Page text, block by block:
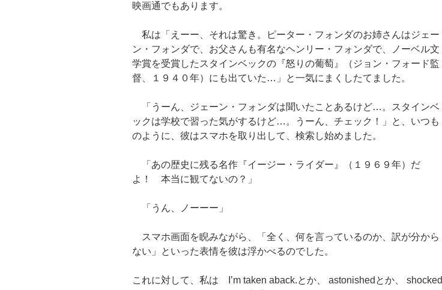
映画通でもあります。
私は「えーー、それは驚き。ピーター・フォンダのお姉さんはジェー
ン・フォンダで、お父さんも有名なヘンリー・フォンダで、ノーベル文
学賞を受賞したスタインベックの『怒りの葡萄』（ジョン・フォード監
督、１９４０年）にも出ていた…」と一気にまくしたてました。
「うーん、ジェーン・フォンダは聞いたことあるけど…。スタインベ
ックは学校で習った気がするけど…。うーん、チェック！」と、いつも
のように、彼はスマホを取り出して、検索し始めました。
「あの歴史に残る名作『イージー・ライダー』（１９６９年）だ
よ！ 本当に観てないの？」
「うん、ノーーー」
スマホ画面を睨みながら、「全く、何を言っているのか、訳が分から
ない」といった表情を彼は浮かべるのでした。
これに対して、私は I’m taken aback.とか、 astonishedとか、 shocked